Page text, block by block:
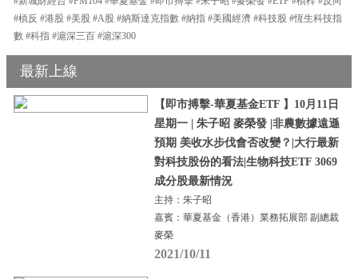
#槓反 #港股 #美股 #A股 #納斯達克指數 #納指 #美國經濟 #科技股 #恆生科技指
數 #科指 #滬深三百 #滬深300
最新上線
【即市搏擊-華夏基金ETF 】10月11日
星期一 | 朱子昭 麥榮發 |非農數據遠遜
預期 美收水步伐會否改變？|大行最新
對科技股份的看法|生物科技ETF 3069
成分股最新情況
主持：朱子昭
嘉賓：華夏基金（香港）業務拓展部 副總裁
麥榮
2021/10/11